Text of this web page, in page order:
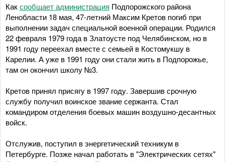
Каксообщает администрация Подпорожского района
Ленобласти 18 мая, 47-летний Максим Кретов погиб при
выполнении задач специальной военной операции. Родился
22 февраля 1979 года в Златоусте под Челябинском, но в
1991 году переехал вместе с семьей в Костомукшу в
Карелии. А уже в 1991 году они стали жить в Подпорожье,
там он окончил школу №3.
Кретов принял присягу в 1997 году. Завершив срочную
службу получил воинское звание сержанта. Стал
командиром отделения боевых машин воздушно-десантных
войск.
Отслужив, поступил в энергетический техникум в
Петербурге. Позже начал работать в "Электрических сетях"